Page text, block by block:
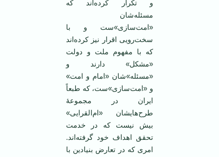
و تکرار کرده‌اند که
مسئله‌‌شان
«امت‌سازی»ست و با
سخت‌رویی اقرار نیز کرده‌اند
که با مفهوم ملت و دولت
«مشکل» دارند و
«مسئله»‌شان «امام و امت»
و «امت‌سازی»ست، که طبعاً
ایران در مجموعۀ
طرح‌هایشان «ام‌القرایی»
بیش نیست که در خدمت
تحقق اهداف خود گرفته‌اند.
امری که در تعارض بنیادین با